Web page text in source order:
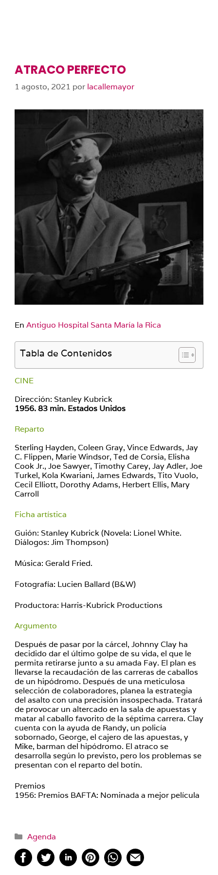
ATRACO PERFECTO
1 agosto, 2021 por lacallemayor
En Antiguo Hospital Santa María la Rica
Tabla de Contenidos
CINE
Dirección: Stanley Kubrick
1956. 83 min. Estados Unidos
Reparto
Sterling Hayden, Coleen Gray, Vince Edwards, Jay
C. Flippen, Marie Windsor, Ted de Corsia, Elisha
Cook Jr., Joe Sawyer, Timothy Carey, Jay Adler, Joe
Turkel, Kola Kwariani, James Edwards, Tito Vuolo,
Cecil Elliott, Dorothy Adams, Herbert Ellis, Mary
Carroll
Ficha artística
Guión: Stanley Kubrick (Novela: Lionel White.
Diálogos: Jim Thompson)
Música: Gerald Fried.
Fotografía: Lucien Ballard (B&W)
Productora: Harris-Kubrick Productions
Argumento
Después de pasar por la cárcel, Johnny Clay ha
decidido dar el último golpe de su vida, el que le
permita retirarse junto a su amada Fay. El plan es
llevarse la recaudación de las carreras de caballos
de un hipódromo. Después de una meticulosa
selección de colaboradores, planea la estrategia
del asalto con una precisión insospechada. Tratará
de provocar un altercado en la sala de apuestas y
matar al caballo favorito de la séptima carrera. Clay
cuenta con la ayuda de Randy, un policía
sobornado, George, el cajero de las apuestas, y
Mike, barman del hipódromo. El atraco se
desarrolla según lo previsto, pero los problemas se
presentan con el reparto del botín.
Premios
1956: Premios BAFTA: Nominada a mejor película
Categorías
Agenda